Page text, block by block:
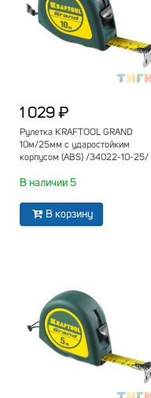
1 029 ₽
Рулетка KRAFTOOL GRAND
10м/25мм с ударостойким
корпусом (ABS) /34022-10-25/
В наличии 5
В корзину